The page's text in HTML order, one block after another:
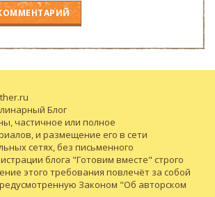
Блог
частичное или полное
и размещение его в сети
сетях, без письменного
блога "Готовим вместе" строго
этого требования повлечёт за собой
Законом "Об авторском